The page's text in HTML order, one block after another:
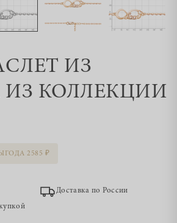
ИЗ
ИЗ КОЛЛЕКЦИИ
2585
Доставка по России